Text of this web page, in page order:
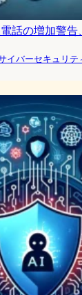
話の増加警
イバーセキュリテ